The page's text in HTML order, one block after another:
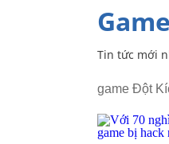
Tin tức mới
game Đột